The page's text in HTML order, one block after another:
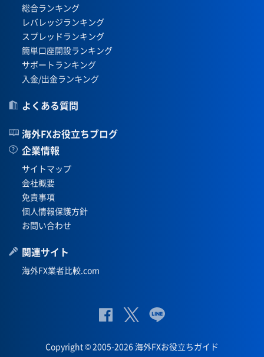
総合ランキング
レバレッジランキング
スプレッドランキング
簡単口座開設ランキング
サポートランキング
入金/出金ランキング
よくある質問
海外FXお役立ちブログ
企業情報
サイトマップ
会社概要
免責事項
個人情報保護方針
お問い合わせ
関連サイト
海外FX業者比較.com
式
Fac
Twit
ter
式
Lin
Copyright © 2005-2026 海外FXお役立ちガイド